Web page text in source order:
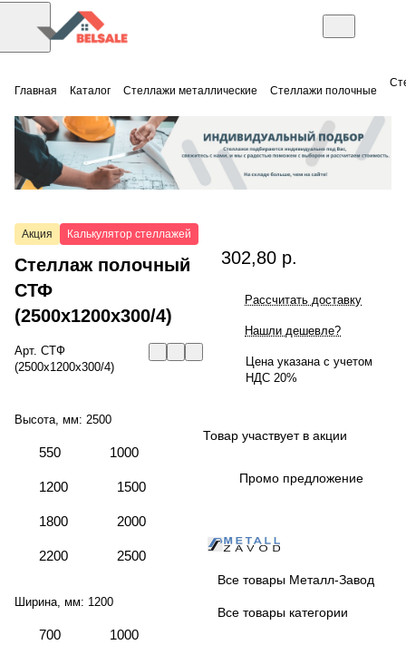
Главная Каталог Стеллажи металлические Стеллажи полочные
Акция Калькулятор стеллажей
Стеллаж полочный
СТФ
(2500x1200x300/4)
Арт. СТФ
(2500x1200x300/4)
Высота, мм: 2500
550 1000
1200 1500
1800 2000
2200 2500
Ширина, мм: 1200
700 1000
302,80 р.
Рассчитать доставку
Нашли дешевле?
Цена указана с учетом
НДС 20%
Товар участвует в акции
Промо предложение
Все товары Металл-Завод
Все товары категории